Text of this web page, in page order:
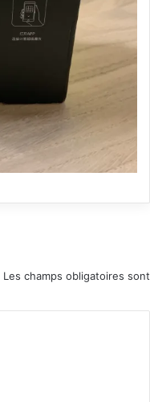
Les champs obligatoires sont